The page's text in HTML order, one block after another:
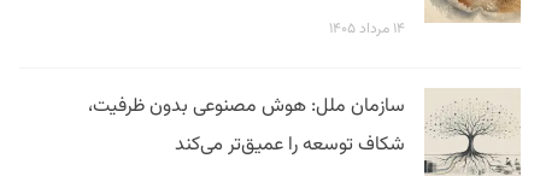
۱۴ مرداد ۱۴۰۵
سازمان ملل: هوش مصنوعی بدون ظرفیت،
شکاف توسعه را عمیق‌تر می‌کند